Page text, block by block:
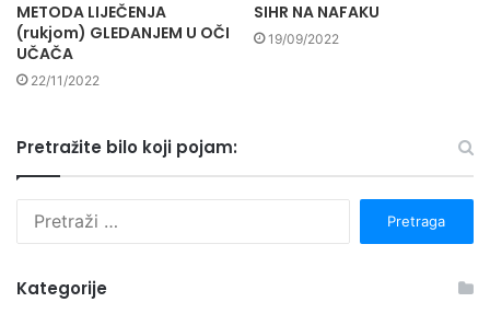
METODA LIJEČENJA
(rukjom) GLEDANJEM U OČI
UČAČA
22/11/2022
SIHR NA NAFAKU
19/09/2022
Pretražite bilo koji pojam:
Kategorije